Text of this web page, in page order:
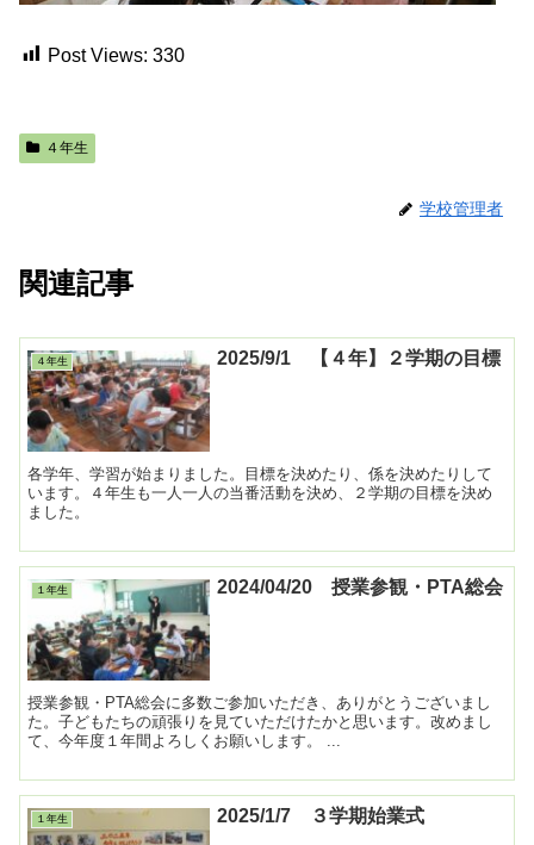
Post Views: 330
４年生
学校管理者
関連記事
４年生 2025/9/1 【４年】２学期の目標
各学年、学習が始まりました。目標を決めたり、係を決めたりして
います。４年生も一人一人の当番活動を決め、２学期の目標を決め
ました。
１年生 2024/04/20 授業参観・PTA総会
授業参観・PTA総会に多数ご参加いただき、ありがとうございまし
た。子どもたちの頑張りを見ていただけたかと思います。改めまし
て、今年度１年間よろしくお願いします。 ...
１年生 2025/1/7 ３学期始業式